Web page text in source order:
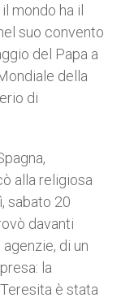
mondo ha il
suo convento
del Papa a
della
di
alla religiosa
sabato 20
davanti
di un
la
è stata